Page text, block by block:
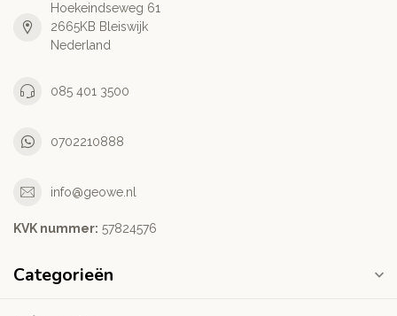
Hoekeindseweg 61
2665KB Bleiswijk
Nederland
085 401 3500
0702210888
info@geowe.nl
KVK nummer: ‭57824576‬
Categorieën